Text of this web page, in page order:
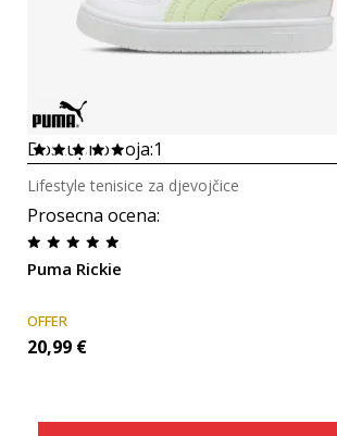
Dostupno boja:1
Prosecna ocena:
Puma Rickie
Lifestyle tenisice za djevojčice
OFFER
20,99 €